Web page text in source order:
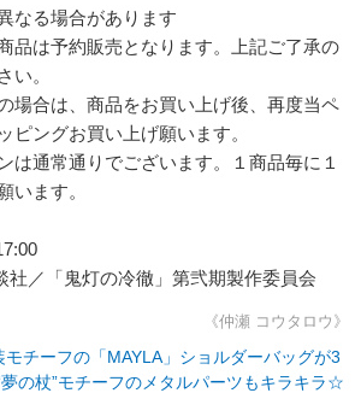
なる場合があります
品は予約販売となります。上記ご了承の
い。
場合は、商品をお買い上げ後、再度当ペ
ピングお買い上げ願います。
は通常通りでございます。１商品毎に１
います。
社／「鬼灯の冷徹」第弐期製作委員会
《仲瀬 コウタロウ》
モチーフの「MAYLA」ショルダーバッグが3
の杖”モチーフのメタルパーツもキラキラ☆